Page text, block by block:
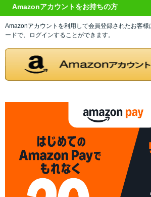
Amazonアカウントをお持ちの方
Amazonアカウントを利用して会員登録されたお客
ードで、ログインすることができます。